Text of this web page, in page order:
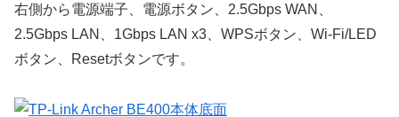
右側から電源端子、電源ボタン、2.5Gbps WAN、
2.5Gbps LAN、1Gbps LAN x3、WPSボタン、Wi-Fi/LED
ボタン、Resetボタンです。